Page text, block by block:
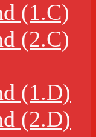
(1.C)
(2.C)
(1.D)
(2.D)